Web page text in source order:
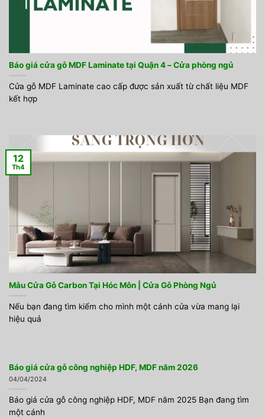
Báo giá cửa gỗ MDF Laminate tại Quận 4 – Cửa phòng ngủ
Cửa gỗ MDF Laminate cao cấp được sản xuất từ chất liệu MDF
kết hợp
Mẫu Cửa Gỗ Carbon Tại Hóc Môn | Cửa Gỗ Phòng Ngủ
Nếu bạn đang tìm kiếm cho mình một cánh cửa vừa mang lại
hiệu quả
12
Th4
Báo giá cửa gỗ công nghiệp HDF, MDF năm 2026
04/04/2024
Báo giá cửa gỗ công nghiệp HDF, MDF năm 2025 Bạn đang tìm
một cánh